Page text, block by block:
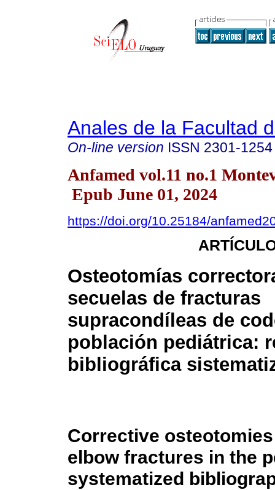
Anales de la Facultad
On-line version ISSN 2301-1254
Anfamed vol.11 no.1
Epub June 01, 2024
https://doi.org/10.25184/
Osteotomías
secuelas de fracturas
supracondíleas de
población pediátrica:
bibliográfica
Corrective
elbow fractures in the
systematized